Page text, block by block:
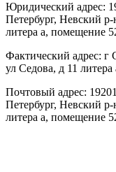
Юридический адрес:
Петербург, Невский р-
литера а, помещение
Фактический адрес: г
ул Седова, д 11
Почтовый адрес:
Петербург, Невский р-
литера а, помещение